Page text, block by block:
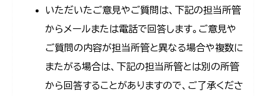
いただいたご意見やご質問は、下記の担当所管
からメールまたは電話で回答します。ご意見や
ご質問の内容が担当所管と異なる場合や複数に
またがる場合は、下記の担当所管とは別の所管
から回答することがありますので、ご了承くださ